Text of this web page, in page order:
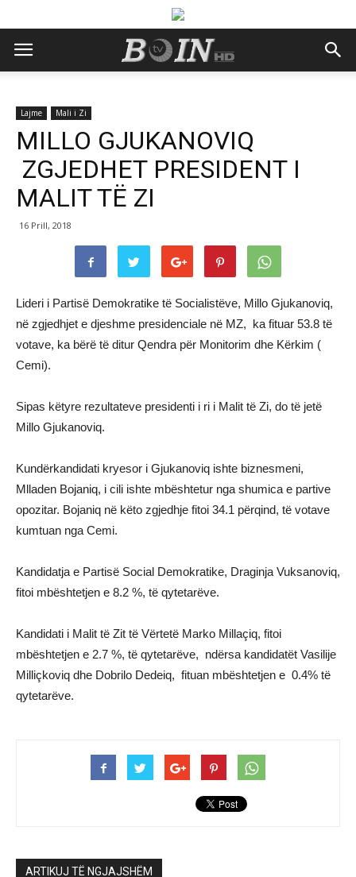
Lajme Mali i Zi
MILLO GJUKANOVIQ
ZGJEDHET PRESIDENT I
MALIT TË ZI
16 Prill, 2018
Lideri i Partisë Demokratike të Socialistëve, Millo Gjukanoviq,
në zgjedhjet e djeshme presidenciale në MZ, ka fituar 53.8 të
votave, ka bërë të ditur Qendra për Monitorim dhe Kërkim (
Cemi).
Sipas këtyre rezultateve presidenti i ri i Malit të Zi, do të jetë
Millo Gjukanoviq.
Kundërkandidati kryesor i Gjukanoviq ishte biznesmeni,
Mlladen Bojaniq, i cili ishte mbështetur nga shumica e partive
opozitar. Bojaniq në këto zgjedhje fitoi 34.1 përqind, të votave
kumtuan nga Cemi.
Kandidatja e Partisë Social Demokratike, Draginja Vuksanoviq,
fitoi mbështetjen e 8.2 %, të qytetarëve.
Kandidati i Malit të Zit të Vërtetë Marko Millaçiq, fitoi
mbështetjen e 2.7 %, të qytetarëve, ndërsa kandidatët Vasilije
Milliçkoviq dhe Dobrilo Dedeiq, fituan mbështetjen e 0.4% të
qytetarëve.
ARTIKUJ TË NGJAJSHËM